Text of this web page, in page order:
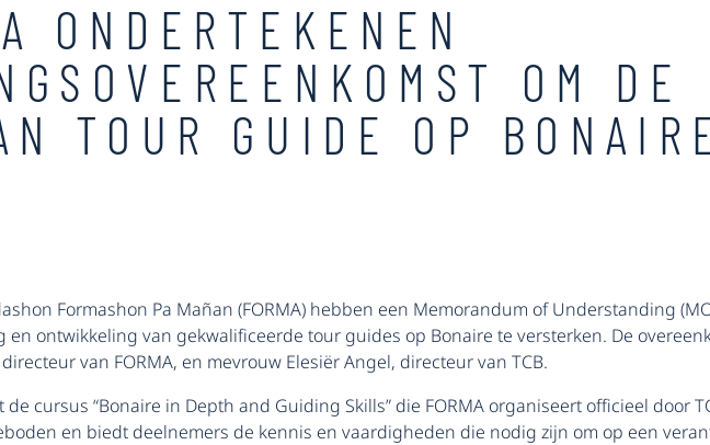
ONDERTEKENEN
OM DE
TOUR GUIDE OP
Formashon Pa Mañan (FORMA) hebben een Memorandum of Understanding
ontwikkeling van gekwalificeerde tour guides op Bonaire te versterken. De
van FORMA, en mevrouw Elesiër Angel, directeur van TCB.
cursus “Bonaire in Depth and Guiding Skills” die FORMA organiseert officieel door
en biedt deelnemers de kennis en vaardigheden die nodig zijn om op een